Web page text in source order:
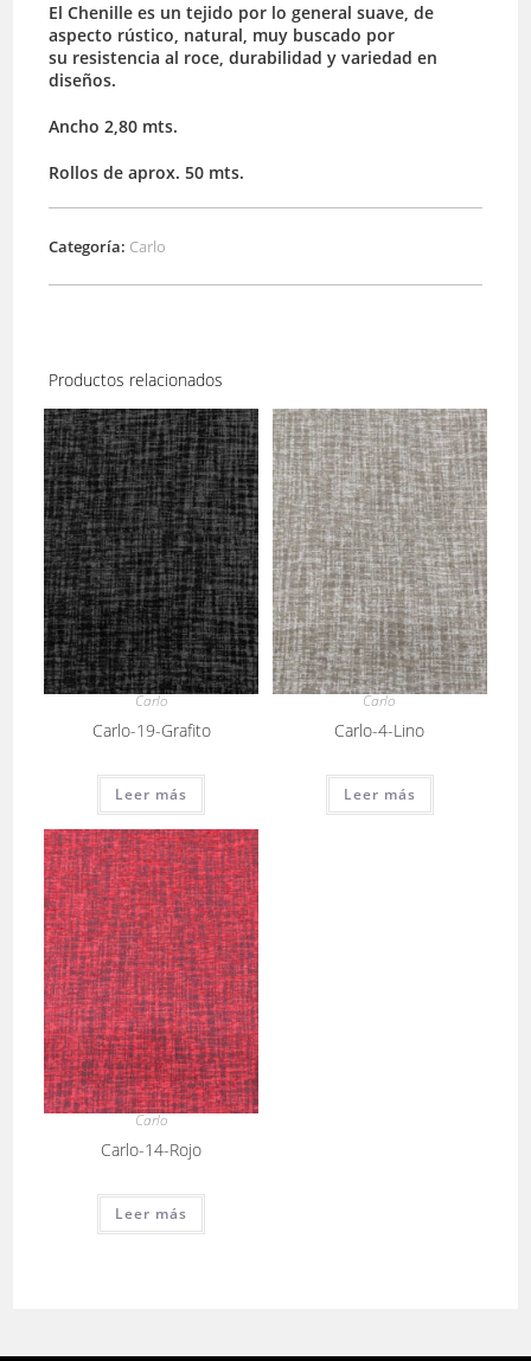
El Chenille es un tejido por lo general suave, de
aspecto rústico, natural, muy buscado por
su resistencia al roce, durabilidad y variedad en
diseños.
Ancho 2,80 mts.
Rollos de aprox. 50 mts.
Categoría: Carlo
Productos relacionados
Carlo
Carlo-19-Grafito
Leer más
Carlo
Carlo-4-Lino
Leer más
Carlo
Carlo-14-Rojo
Leer más